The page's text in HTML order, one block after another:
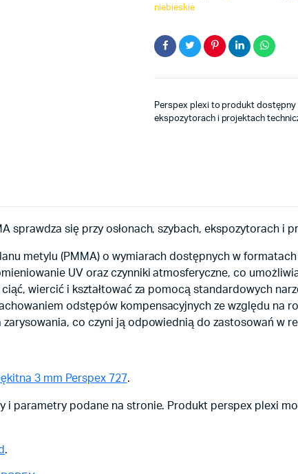
niebieskie
Perspex plexi to produkt dostępny
ekspozytorach i projektach
sprawdza się przy osłonach, szybach, ekspozytorach i
metylu (PMMA) o wymiarach dostępnych w
UV oraz czynniki atmosferyczne, co
wiercić i kształtować za pomocą standardowych
odstępów kompensacyjnych ze względu na
co czyni ją odpowiednią do zastosowań w
3 mm Perspex 727.
i parametry podane na stronie. Produkt perspex plexi
.